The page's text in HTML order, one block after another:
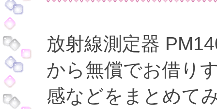
放射線測定器
から無償でお借り
感などをまとめて